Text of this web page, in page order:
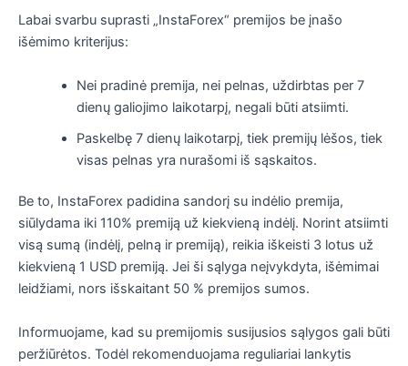
Labai svarbu suprasti „InstaForex“ premijos be įnašo
išėmimo kriterijus:
Nei pradinė premija, nei pelnas, uždirbtas per 7
dienų galiojimo laikotarpį, negali būti atsiimti.
Paskelbę 7 dienų laikotarpį, tiek premijų lėšos, tiek
visas pelnas yra nurašomi iš sąskaitos.
Be to, InstaForex padidina sandorį su indėlio premija,
siūlydama iki 110% premiją už kiekvieną indėlį. Norint atsiimti
visą sumą (indėlį, pelną ir premiją), reikia iškeisti 3 lotus už
kiekvieną 1 USD premiją. Jei ši sąlyga neįvykdyta, išėmimai
leidžiami, nors išskaitant 50 % premijos sumos.
Informuojame, kad su premijomis susijusios sąlygos gali būti
peržiūrėtos. Todėl rekomenduojama reguliariai lankytis